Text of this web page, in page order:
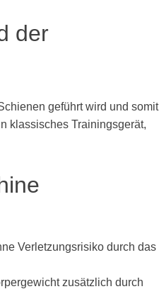
der
geführt wird und somit
klassisches Trainingsgerät,
Verletzungsrisiko durch das
zusätzlich durch